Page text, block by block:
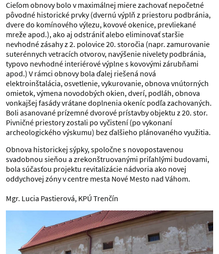
Cieľom obnovy bolo v maximálnej miere zachovať nepočetné
pôvodné historické prvky (dvernú výplň z priestoru podbránia,
dvere do komínového výlezu, kovové okenice, prevliekané
mreže apod.), ako aj odstrániť alebo eliminovať staršie
nevhodné zásahy z 2. polovice 20. storočia (napr. zamurovanie
suterénnych vetracích otvorov, navýšenie nivelety podbránia,
typovo nevhodné interiérové výplne s kovovými zárubňami
apod.) V rámci obnovy bola ďalej riešená nová
elektroinštalácia, osvetlenie, vykurovanie, obnova vnútorných
omietok, výmena novodobých okien, dverí, podláh, obnova
vonkajšej fasády vrátane doplnenia okeníc podľa zachovaných.
Boli asanované prízemné dvorové prístavby objektu z 20. stor.
Pivničné priestory zostali po vyčistení (po vykonaní
archeologického výskumu) bez ďalšieho plánovaného využitia.
Obnova historickej sýpky, spoločne s novopostavenou
svadobnou sieňou a zrekonštruovanými priľahlými budovami,
bola súčasťou projektu revitalizácie nádvoria ako novej
oddychovej zóny v centre mesta Nové Mesto nad Váhom.
Mgr. Lucia Pastierová, KPÚ Trenčín